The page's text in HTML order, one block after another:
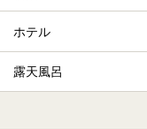
ホテル
露天風呂